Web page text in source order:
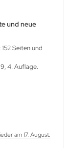
und neue
Seiten und
4. Auflage.
am 17. August.